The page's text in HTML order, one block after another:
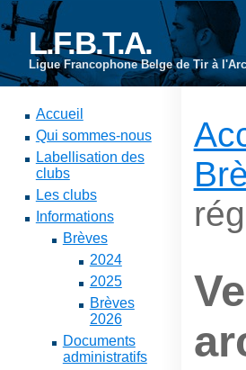
L.F.B.T.A.
Ligue Francophone Belge de Tir à
Accueil
Qui sommes-nous
Labellisation des
clubs
Les clubs
Informations
Brèves
2024
2025
Brèves
2026
Documents
administratifs